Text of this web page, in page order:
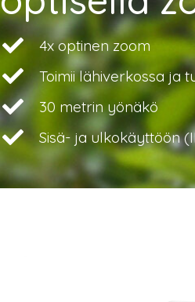
4x optinen zoom
Toimii lähiverkossa ja
30 metrin yönäkö
Sisä- ja ulkokäyttöön